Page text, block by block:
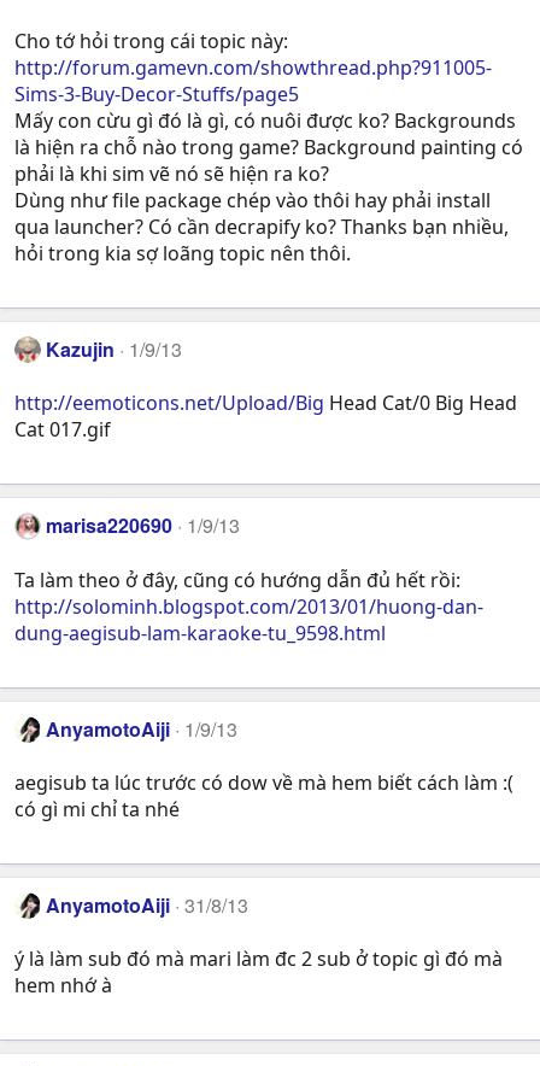
Cho tớ hỏi trong cái topic này:
http://forum.gamevn.com/showthread.php?911005-
Sims-3-Buy-Decor-Stuffs/page5
Mấy con cừu gì đó là gì, có nuôi được ko? Backgrounds
là hiện ra chỗ nào trong game? Background painting có
phải là khi sim vẽ nó sẽ hiện ra ko?
Dùng như file package chép vào thôi hay phải install
qua launcher? Có cần decrapify ko? Thanks bạn nhiều,
hỏi trong kia sợ loãng topic nên thôi.
Kazujin 1/9/13
http://eemoticons.net/Upload/Big Head Cat/0 Big Head
Cat 017.gif
marisa220690 1/9/13
Ta làm theo ở đây, cũng có hướng dẫn đủ hết rồi:
http://solominh.blogspot.com/2013/01/huong-dan-
dung-aegisub-lam-karaoke-tu_9598.html
AnyamotoAiji 1/9/13
aegisub ta lúc trước có dow về mà hem biết cách làm :(
có gì mi chỉ ta nhé
AnyamotoAiji 31/8/13
ý là làm sub đó mà mari làm đc 2 sub ở topic gì đó mà
hem nhớ à